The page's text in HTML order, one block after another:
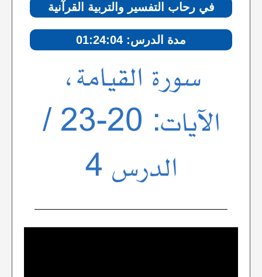
في رحاب التفسير والتربية القرآنية
مدة الدرس: 01:24:04
سورة القيامة،
الآيات: 20-23 /
الدرس 4